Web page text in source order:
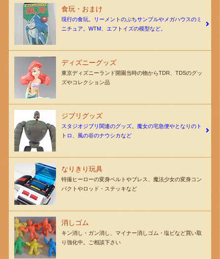
食玩・おまけ
現行の食玩。リーメントのぷちサンプルやメガハウスのミ
ニチュア。WTM、エフトイズの模型など。
ディズニーグッズ
東京ディズニーランド開園当時の物からTDR、TDSのグッ
ズやコレクション品
ジブリグッズ
スタジオジブリ関連のグッズ。魔女の宅急便やとなりのト
トロ、風の谷のナウシカなど
なりきり玩具
特撮ヒーローの変身ベルトやブレス、魔法少女の変身コン
パクトやロッド・ステッキなど
消しゴム
キン消し・ガン消し、マイナー消しゴム・塩ビなど買い取
り強化中。ご相談下さい